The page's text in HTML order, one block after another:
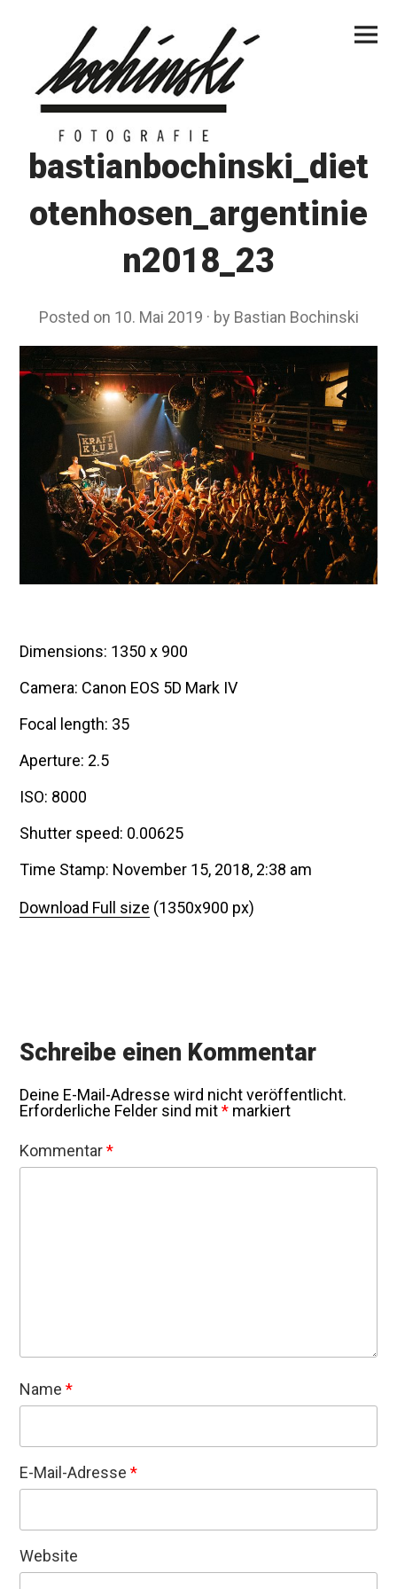
Menu
bastianbochinski_diet
otenhosen_argentinie
n2018_23
Posted on 10. Mai 2019 by Bastian Bochinski
Dimensions: 1350 x 900
Camera: Canon EOS 5D Mark IV
Focal length: 35
Aperture: 2.5
ISO: 8000
Shutter speed: 0.00625
Time Stamp: November 15, 2018, 2:38 am
Download Full size (1350x900 px)
Schreibe einen Kommentar
Deine E-Mail-Adresse wird nicht veröffentlicht.
Erforderliche Felder sind mit* markiert
Kommentar*
Name*
E-Mail-Adresse*
Website